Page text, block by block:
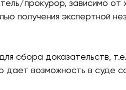
прокурор, зависимо
получения экспертной
сбора доказательств,
возможность в суде